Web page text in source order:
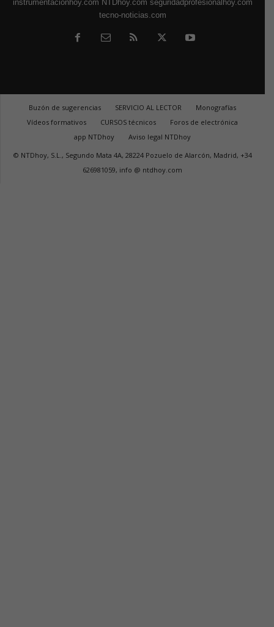
instrumentacionhoy.com NTDhoy.com seguridadprofesionalhoy.com
tecno-noticias.com
Buzón de sugerencias SERVICIO AL LECTOR
Monografías
Vídeos formativos
CURSOS técnicos
Foros de electrónica
app NTDhoy
Aviso legal NTDhoy
© NTDhoy, S.L., Segundo Mata 4A, 28224 Pozuelo de Alarcón, Madrid, +34
626981059, info @ ntdhoy.com